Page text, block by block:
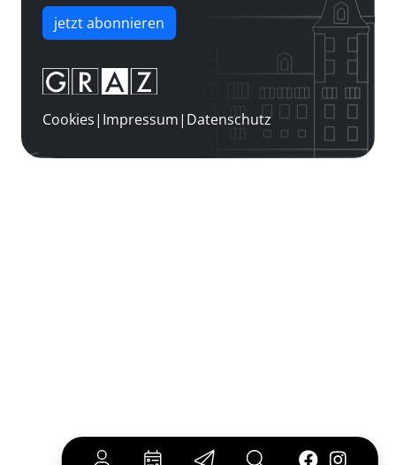
jetzt abonnieren
Cookies| Impressum| Datenschutz